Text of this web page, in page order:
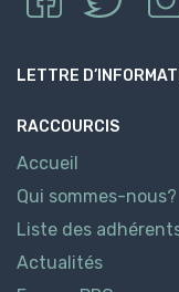
LETTRE
RACCOURCIS
Accueil
Qui sommes-nous?
Liste des
Actualités